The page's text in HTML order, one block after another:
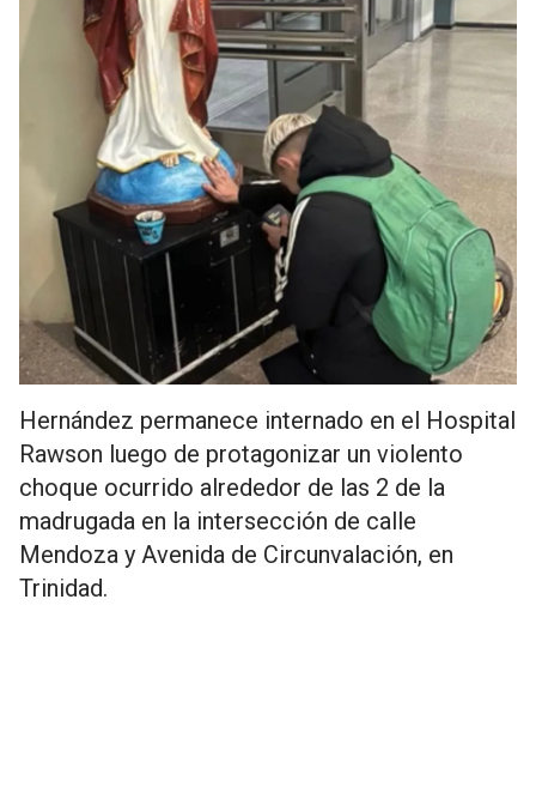
Hernández permanece internado en el Hospital
Rawson luego de protagonizar un violento
choque ocurrido alrededor de las 2 de la
madrugada en la intersección de calle
Mendoza y Avenida de Circunvalación, en
Trinidad.